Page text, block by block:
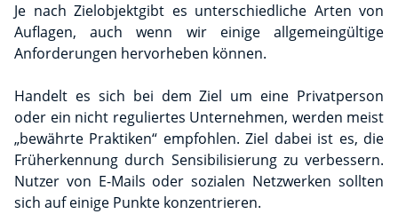
Je nach Zielobjektgibt es unterschiedliche Arten von
Auflagen, auch wenn wir einige allgemeingültige
Anforderungen hervorheben können.
Handelt es sich bei dem Ziel um eine Privatperson
oder ein nicht reguliertes Unternehmen, werden meist
„bewährte Praktiken“ empfohlen. Ziel dabei ist es, die
Früherkennung durch Sensibilisierung zu verbessern.
Nutzer von E-Mails oder sozialen Netzwerken sollten
sich auf einige Punkte konzentrieren.